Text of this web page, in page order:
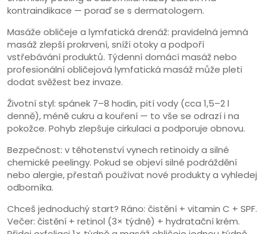
kontraindikace — poraď se s dermatologem.
Masáže obličeje a lymfatická drenáž: pravidelná jemná
masáž zlepší prokrvení, sníží otoky a podpoří
vstřebávání produktů. Týdenní domácí masáž nebo
profesionální obličejová lymfatická masáž může pleti
dodat svěžest bez invaze.
Životní styl: spánek 7–8 hodin, pití vody (cca 1,5–2 l
denně), méně cukru a kouření — to vše se odrazí i na
pokožce. Pohyb zlepšuje cirkulaci a podporuje obnovu.
Bezpečnost: v těhotenství vynech retinoidy a silné
chemické peelingy. Pokud se objeví silné podráždění
nebo alergie, přestaň používat nové produkty a vyhledej
odborníka.
Chceš jednoduchý start? Ráno: čistění + vitamin C + SPF.
Večer: čistění + retinol (3× týdně) + hydratační krém.